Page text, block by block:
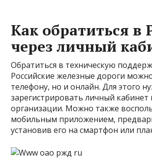
Как обратиться
через личный
Обратиться в техническую
Российские железные дороги
телефону, но и онлайн. Для этого
зарегистрировать личный кабинет
организации. Можно также
мобильным приложением,
установив его на смартфон или